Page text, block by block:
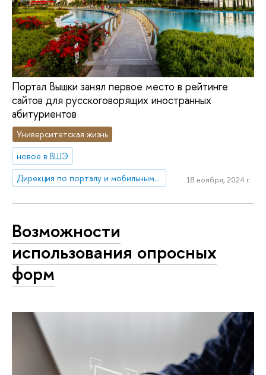
Портал Вышки занял первое место в рейтинге
сайтов для русскоговорящих иностранных
абитуриентов
Университетская жизнь
новое в ВШЭ
Дирекция по порталу и мобильным приложениям
18 ноября, 2024 г.
Возможности
использования опросных
форм